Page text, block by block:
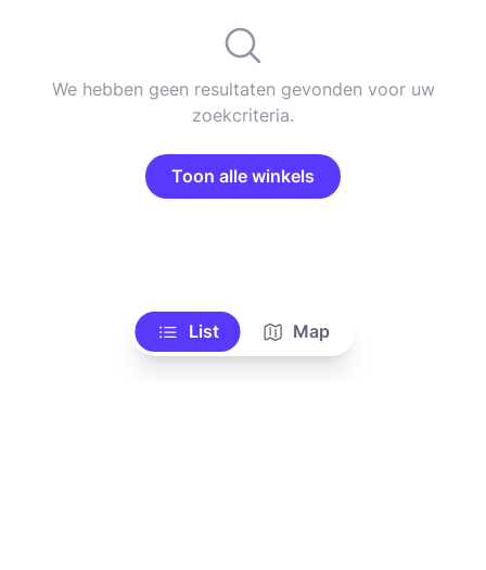
We hebben geen resultaten gevonden voor uw
zoekcriteria.
Toon alle winkels
List Map